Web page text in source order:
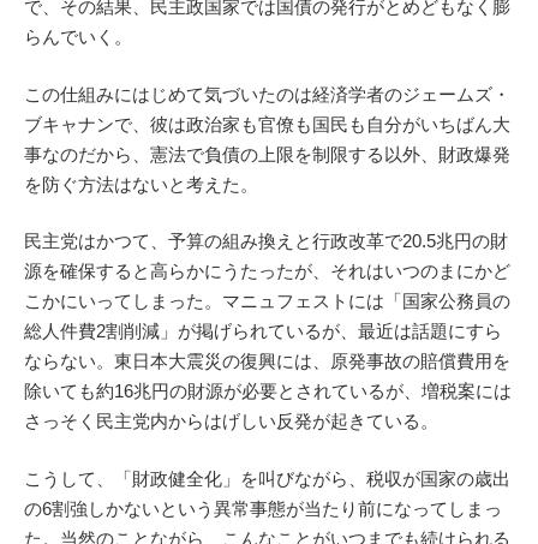
で、その結果、民主政国家では国債の発行がとめどもなく膨
らんでいく。
この仕組みにはじめて気づいたのは経済学者のジェームズ・
ブキャナンで、彼は政治家も官僚も国民も自分がいちばん大
事なのだから、憲法で負債の上限を制限する以外、財政爆発
を防ぐ方法はないと考えた。
民主党はかつて、予算の組み換えと行政改革で20.5兆円の財
源を確保すると高らかにうたったが、それはいつのまにかど
こかにいってしまった。マニュフェストには「国家公務員の
総人件費2割削減」が掲げられているが、最近は話題にすら
ならない。東日本大震災の復興には、原発事故の賠償費用を
除いても約16兆円の財源が必要とされているが、増税案には
さっそく民主党内からはげしい反発が起きている。
こうして、「財政健全化」を叫びながら、税収が国家の歳出
の6割強しかないという異常事態が当たり前になってしまっ
た。当然のことながら、こんなことがいつまでも続けられる